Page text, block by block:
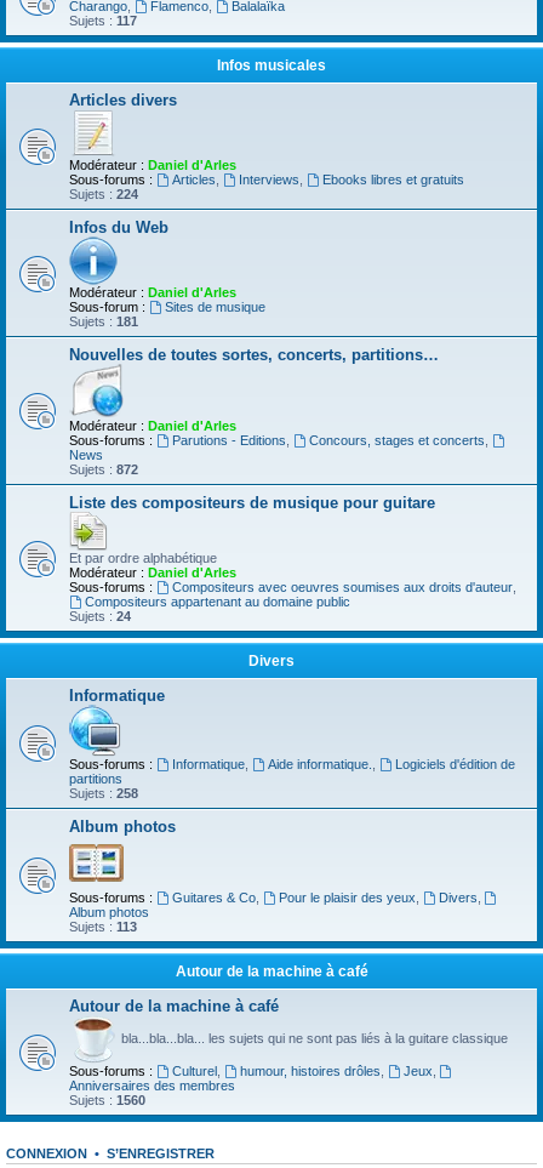
Charango
Flamenco,
Balalaïka
Sujets : 117
Infos musicales
Articles divers
Modérateur : Daniel d'Arles
Sous-forums :
Articles Interviews
Ebooks libres et gratuits
Sujets : 224
Infos du Web
Modérateur : Daniel d'Arles
Sous-forum :
Sites de musique
Sujets : 181
Nouvelles de toutes sortes, concerts, partitions…
Modérateur : Daniel d'Arles
Sous-forums :
Parutions - Editions Concours, stages et concerts
News
Sujets : 872
Liste des compositeurs de musique pour guitare
Et par ordre alphabétique
Modérateur : Daniel d'Arles
Sous-forums :
Compositeurs avec oeuvres soumises aux droits d'auteur,
Compositeurs appartenant au domaine public
Sujets : 24
Divers
Informatique
Sous-forums : Informatique, Aide informatique.
Logiciels d'édition de
partitions
Sujets : 258
Album photos
Sous-forums : Guitares & Co, Pour le plaisir des yeux Divers
Album photos
Sujets : 113
Autour de la machine à café
Autour de la machine à café
bla...bla...bla... les sujets qui ne sont pas liés à la guitare classique
Sous-forums : Culturel, humour, histoires drôles Jeux
Anniversaires des membres
Sujets : 1560
CONNEXION • S’ENREGISTRER